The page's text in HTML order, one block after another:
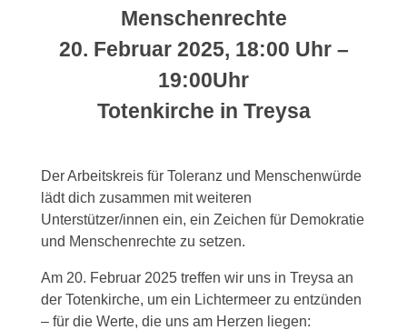
Menschenrechte
20. Februar 2025, 18:00 Uhr –
19:00Uhr
Totenkirche in Treysa
Der Arbeitskreis für Toleranz und Menschenwürde
lädt dich zusammen mit weiteren
Unterstützer/innen ein, ein Zeichen für Demokratie
und Menschenrechte zu setzen.
Am 20. Februar 2025 treffen wir uns in Treysa an
der Totenkirche, um ein Lichtermeer zu entzünden
– für die Werte, die uns am Herzen liegen: